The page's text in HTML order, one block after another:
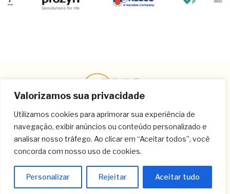
Valorizamos sua privacidade
Utilizamos cookies para aprimorar sua experiência de
navegação, exibir anúncios ou conteúdo personalizado e
analisar nosso tráfego. Ao clicar em “Aceitar todos”, você
concorda com nosso uso de cookies.
Personalizar Rejeitar Aceitar tudo
Contato
(11) 3259-8266